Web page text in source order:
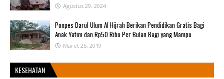
Agustus 29, 2024
Ponpes Darul Ulum Al Hijrah Berikan Pendidikan Gratis Bagi
Anak Yatim dan Rp50 Ribu Per Bulan Bagi yang Mampu
Maret 25, 2019
KESEHATAN